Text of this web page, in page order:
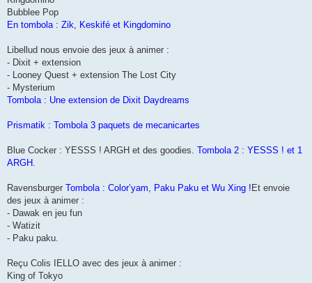
Bubblee Pop
En tombola : Zik, Keskifé et Kingdomino
Libellud nous envoie des jeux à animer :
- Dixit + extension
- Looney Quest + extension The Lost City
- Mysterium
Tombola : Une extension de Dixit Daydreams
Prismatik : Tombola 3 paquets de mecanicartes
Blue Cocker : YESSS ! ARGH et des goodies. Tombola 2 : YESSS ! et 1
ARGH.
Ravensburger Tombola : Color’yam, Paku Paku et Wu Xing !Et envoie
des jeux à animer :
- Dawak en jeu fun
- Watizit
- Paku paku.
Reçu Colis IELLO avec des jeux à animer :
King of Tokyo